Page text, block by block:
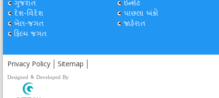
ગુજરાત
દેશ-વિદેશ
ખેલ-જગત
ફિલ્મ જગત
ઇન્સેટ
પાછલા અંકો
જાહેરાત
Privacy Policy Sitemap
Designed & Developed By